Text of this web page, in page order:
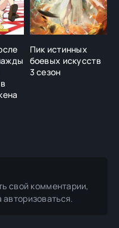
Пик истинных
боевых искусств
3 сезон
свой комментарии,